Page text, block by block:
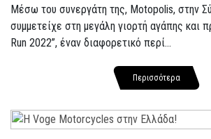
Μέσω του συνεργάτη της, Motopolis, στην
συμμετείχε στη μεγάλη γιορτή αγάπης και
Run 2022”, έναν διαφορετικό περί...
Περισσότερα